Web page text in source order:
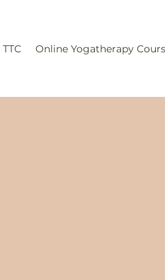
Online Yogatherapy